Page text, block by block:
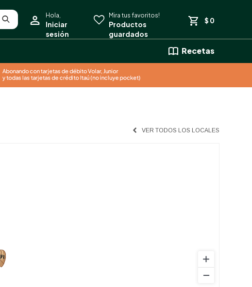
Recetas
$ 0
VER TODOS LOS LOCALES